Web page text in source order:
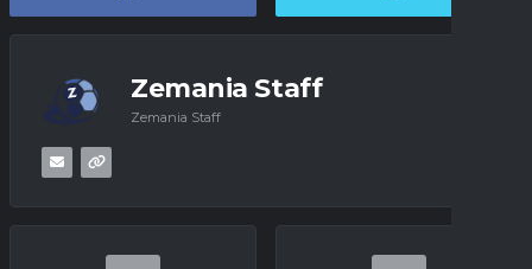
Zemania Staff
Zemania Staff